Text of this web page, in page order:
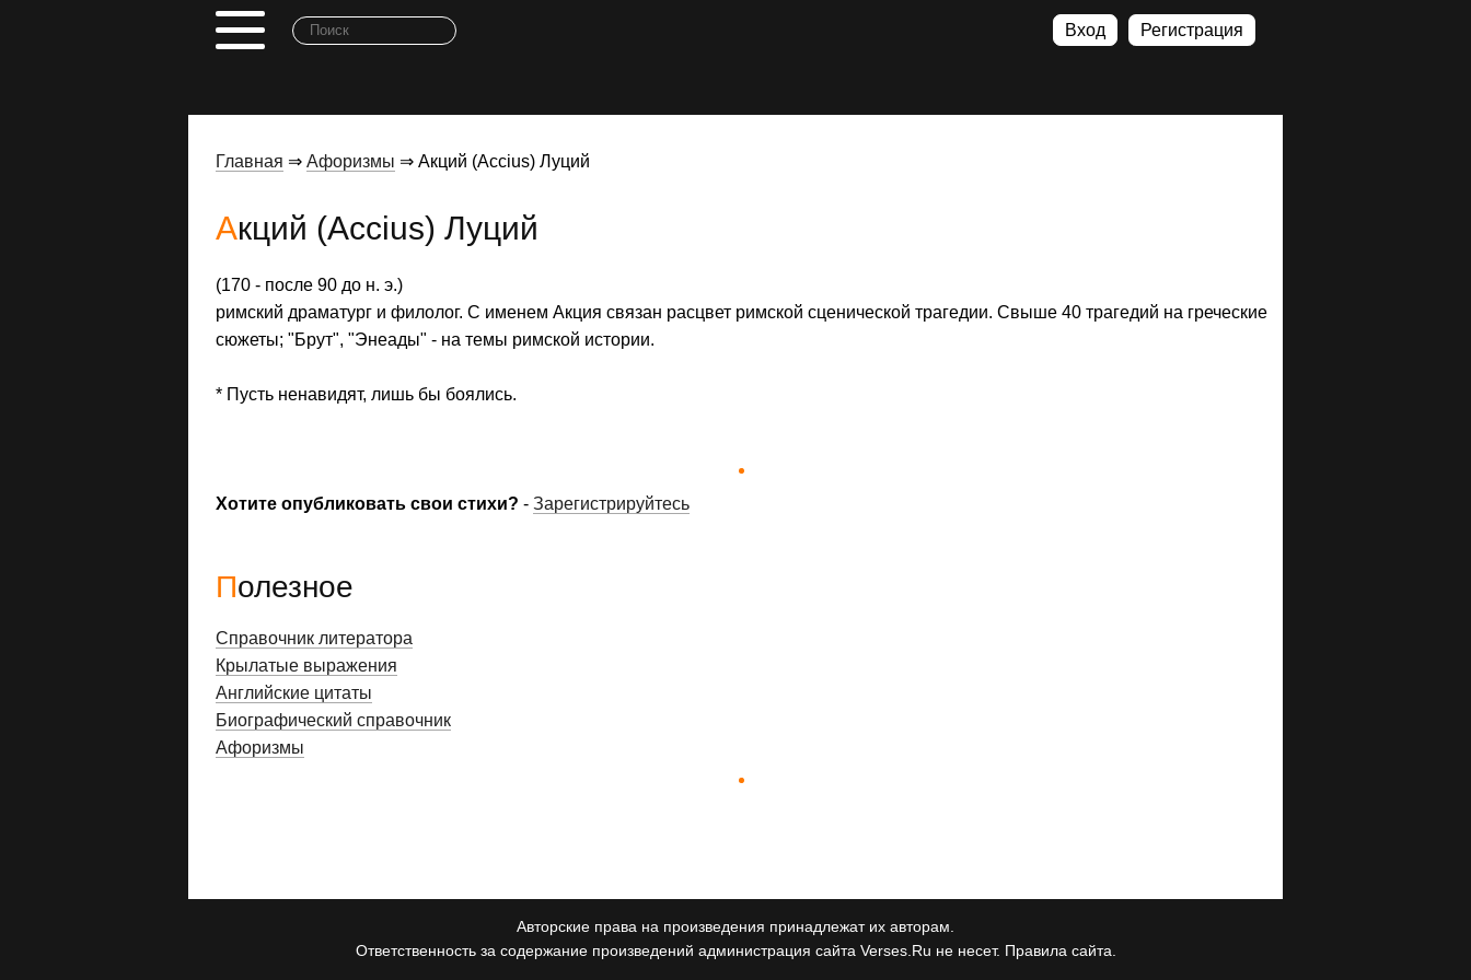
Вход Регистрация
Хотите опубликовать свои стихи? - Зарегистрируйтесь
Главная ⇒ Афоризмы ⇒ Акций (Accius) Луций
Акций (Accius) Луций
(170 - после 90 до н. э.)
римский драматург и филолог. С именем Акция связан расцвет римской сценической трагедии. Свыше 40 трагедий на греческие
сюжеты; "Брут", "Энеады" - на темы римской истории.
* Пусть ненавидят, лишь бы боялись.
Полезное
Справочник литератора
Крылатые выражения
Английские цитаты
Биографический справочник
Афоризмы
Авторские права на произведения принадлежат их авторам.
Ответственность за содержание произведений администрация сайта Verses.Ru не несет. Правила сайта